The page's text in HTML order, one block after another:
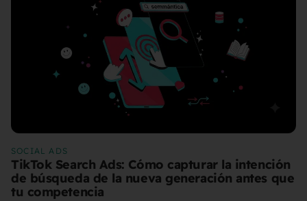
SOCIAL ADS
TikTok Search Ads: Cómo capturar la intención
de búsqueda de la nueva generación antes que
tu competencia